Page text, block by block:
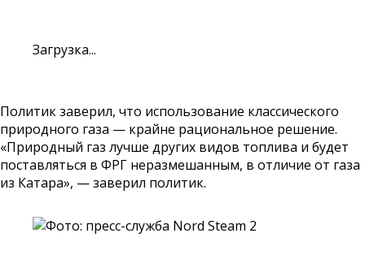
Загрузка...
Политик заверил, что использование классического
природного газа — крайне рациональное решение.
«Природный газ лучше других видов топлива и будет
поставляться в ФРГ неразмешанным, в отличие от газа
из Катара», — заверил политик.